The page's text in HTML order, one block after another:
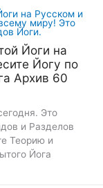
Йоги на
Йогу по
Архив 60
Это
и Разделов
Теорию и
Йога